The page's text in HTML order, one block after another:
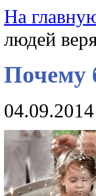
На
людей
Почему
04.09.2014